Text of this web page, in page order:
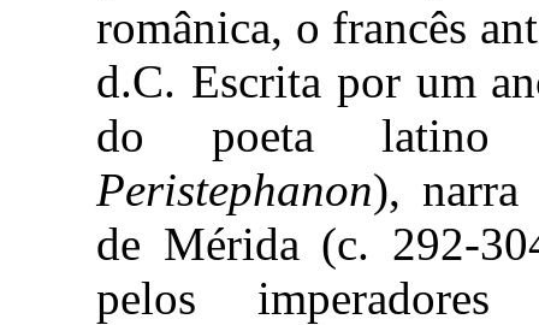
românica, o francês
d.C. Escrita por um
do poeta latino
Peristephanon), narra
de Mérida (c. 292-
pelos